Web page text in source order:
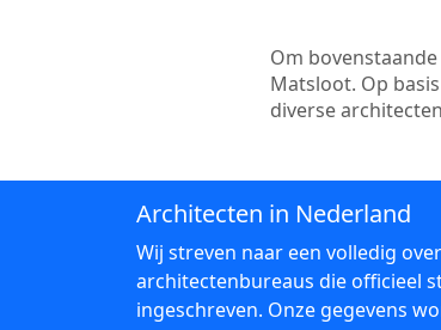
Om
Matsloot. Op
diverse
Architecten in Nederland
Wij streven naar een volledig
architectenbureaus die officieel
ingeschreven. Onze gegevens